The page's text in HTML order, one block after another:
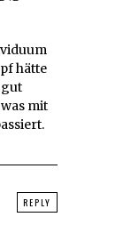
hätte
gut
mit
REPLY